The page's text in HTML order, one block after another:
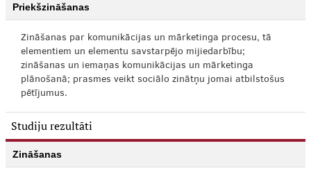
Priekšzināšanas
Zināšanas par komunikācijas un mārketinga procesu, tā
elementiem un elementu savstarpējo mijiedarbību;
zināšanas un iemaņas komunikācijas un mārketinga
plānošanā; prasmes veikt sociālo zinātņu jomai atbilstošus
pētījumus.
Studiju rezultāti
Zināšanas